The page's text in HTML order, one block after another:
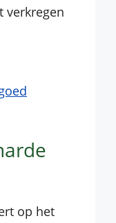
verkregen
op het